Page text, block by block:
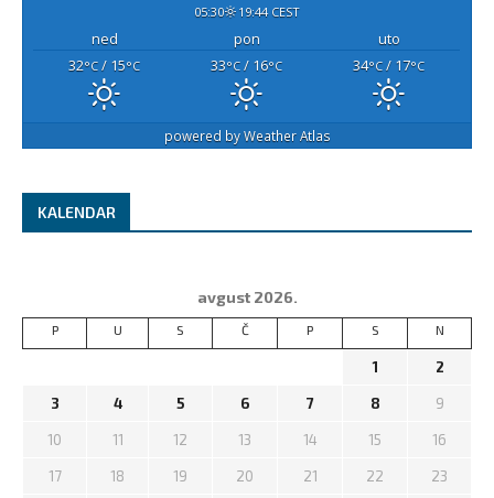
05:30 19:44 CEST
ned pon
uto
32°C / 15°C 33°C / 16°C 34°C / 17°C
powered byWeather Atlas
KALENDAR
avgust 2026.
P U S Č P S N
1 2
3 4 5 6 7 8 9
10 11 12 13 14 15 16
17 18 19 20 21 22 23